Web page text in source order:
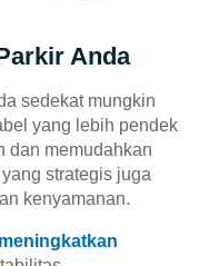
Anda
sedekat mungkin
yang lebih pendek
dan memudahkan
strategis juga
kenyamanan.